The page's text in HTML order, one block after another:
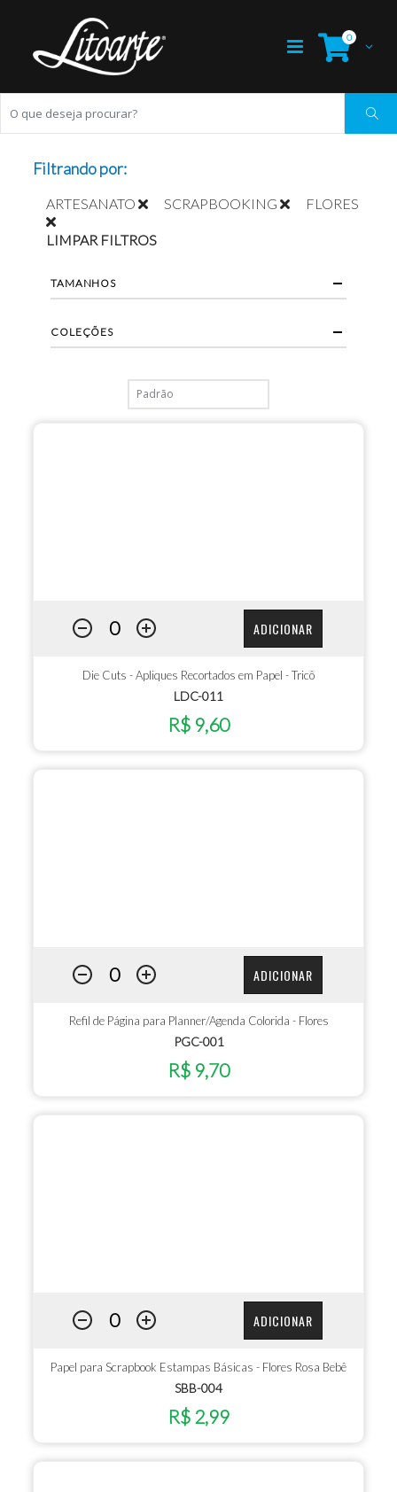
0
ADICIONAR
Die Cuts - Apliques Recortados em Papel - Tricô
LDC-011
R$ 9,60
ADICIONAR
Refil de Página para Planner/Agenda Colorida - Flores
PGC-001
R$ 9,70
ADICIONAR
Papel para Scrapbook Estampas Básicas - Flores Rosa Bebê
SBB-004
R$ 2,99
Filtrando por:
ARTESANATO SCRAPBOOKING FLORES
LIMPAR FILTROS
TAMANHOS
COLEÇÕES